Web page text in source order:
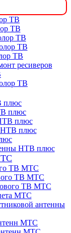
ТВ
ТВ
ТВ
ТВ
ТВ
ресиверов
ТВ
плюс
плюс
плюс
НТВ плюс
НТВ плюс
ТВ МТС
ТВ МТС
ТВ МТС
МТС
антенны
МТС